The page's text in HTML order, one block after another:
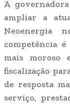
A
ampliar a
Neoenergia
competência
mais moroso
fiscalização
de resposta
serviço,